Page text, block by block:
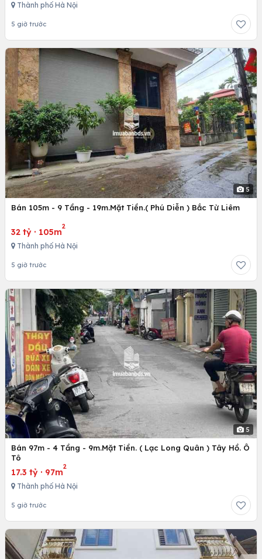
Thành phố Hà Nội
5 giờ trước
5
Bán 105m - 9 Tầng - 19m.Mặt Tiền.( Phú Diễn ) Bắc Từ Liêm
32 tỷ · 105m
2
Thành phố Hà Nội
5 giờ trước
5
Bán 97m - 4 Tầng - 9m.Mặt Tiền. ( Lạc Long Quân ) Tây Hồ. Ô
Tô
17.3 tỷ · 97m
2
Thành phố Hà Nội
5 giờ trước